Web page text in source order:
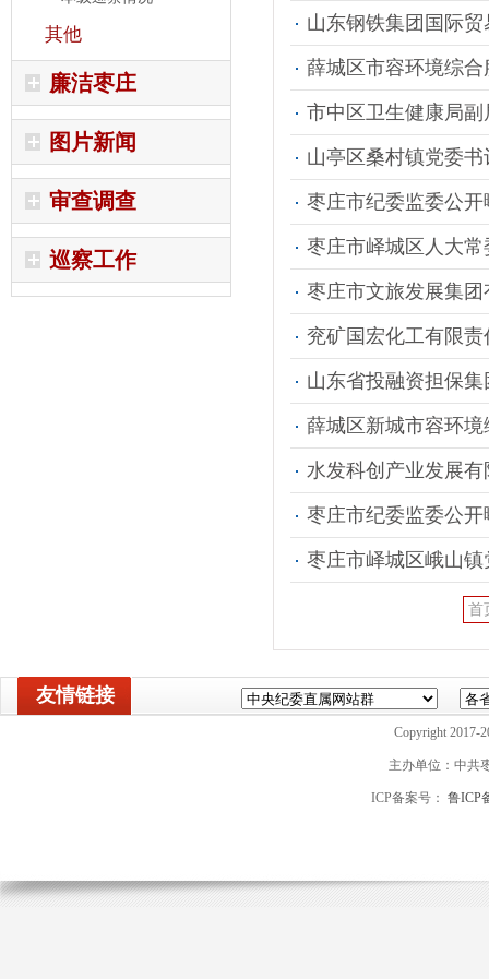
其他
廉洁枣庄
图片新闻
审查调查
巡察工作
山东钢铁集团国际
薛城区市容环境综
市中区卫生健康局
山亭区桑村镇党委
枣庄市纪委监委公
枣庄市峄城区人大
枣庄市文旅发展集
兖矿国宏化工有限
山东省投融资担保
薛城区新城市容环
水发科创产业发展
枣庄市纪委监委公
枣庄市峄城区峨山
首
友情链接
Copyright 2017-
主办单位：中共
ICP备案号： 鲁ICP